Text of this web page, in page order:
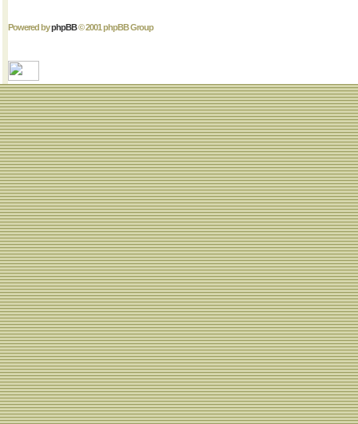
Powered byphpBB© 2001 phpBB Group